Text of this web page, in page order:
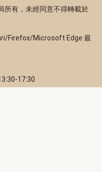
所有，未經同意不得轉載於
Firefox/Microsoft Edge 最
17:30